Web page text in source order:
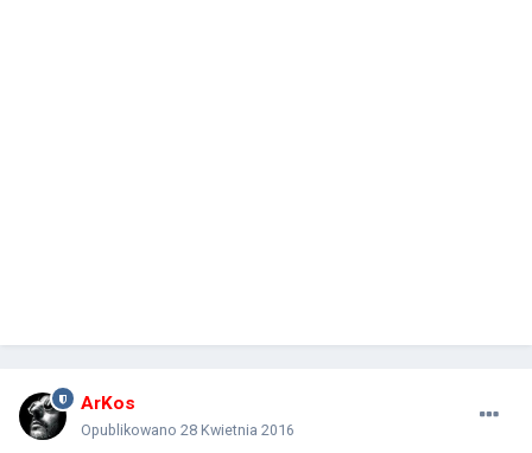
ArKos
Opublikowano 28 Kwietnia 2016